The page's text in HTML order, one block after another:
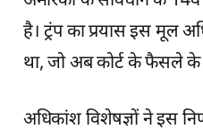
है। ट्रंप का प्रयास इस मूल
था, जो अब कोर्ट के फैसले के
अधिकांश विशेषज्ञों ने इस